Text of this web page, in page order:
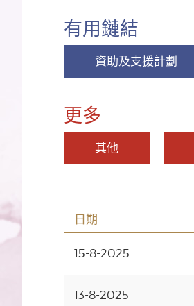
有用鏈結
資助及支援計劃
更多
其他
日期
15-8-2025
13-8-2025